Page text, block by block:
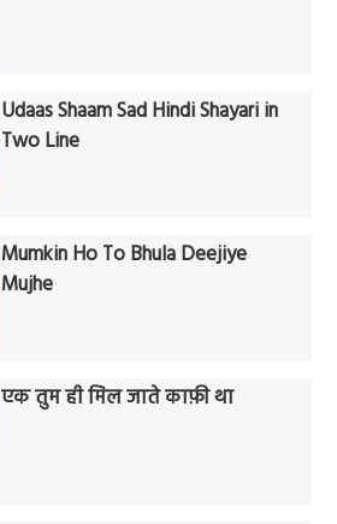
Udaas Shaam Sad Hindi Shayari in
Two Line
Mumkin Ho To Bhula Deejiye
Mujhe
एक तुम ही मिल जाते काफ़ी था